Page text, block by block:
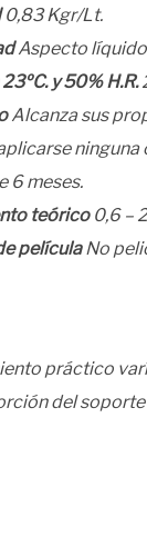
0,83 Kgr/Lt.
Aspecto
y 50% H.R.
Alcanza sus
ninguna
6 meses.
teórico0,6 –
películaNo
práctico
del